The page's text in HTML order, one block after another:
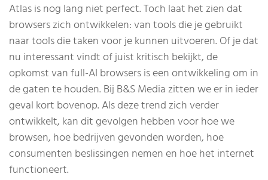
Atlas is nog lang niet perfect. Toch laat het zien dat
browsers zich ontwikkelen: van tools die je gebruikt
naar tools die taken voor je kunnen uitvoeren. Of je dat
nu interessant vindt of juist kritisch bekijkt, de
opkomst van full-AI browsers is een ontwikkeling om in
de gaten te houden. Bij B&S Media zitten we er in ieder
geval kort bovenop. Als deze trend zich verder
ontwikkelt, kan dit gevolgen hebben voor hoe we
browsen, hoe bedrijven gevonden worden, hoe
consumenten beslissingen nemen en hoe het internet
functioneert.